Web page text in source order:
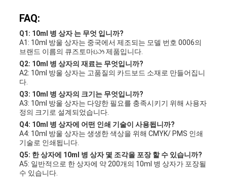
FAQ:
Q1: 10ml 병 상자 는 무엇 입니까?
A1: 10ml 방울 상자는 중국에서 제조되는 모델 번호 0006의
브랜드 이름의 큐즈토마ઇઝ 제품입니다.
Q2: 10ml 병 상자의 재료는 무엇입니까?
A2: 10ml 방울 상자는 고품질의 카드보드 소재로 만들어집니
다.
Q3: 10ml 병 상자의 크기는 무엇입니까?
A3: 10ml 방울 상자는 다양한 필요를 충족시키기 위해 사용자
정의 크기로 설계되었습니다.
Q4: 10ml 병 상자에 어떤 인쇄 기술이 사용됩니까?
A4: 10ml 방울 상자는 생생한 색상을 위해 CMYK/ PMS 인쇄
기술로 인쇄됩니다.
Q5: 한 상자에 10ml 병 상자 몇 조각을 포장 할 수 있습니까?
A5: 일반적으로 한 상자에 약 200개의 10ml 병 상자가 포장될
수 있습니다.